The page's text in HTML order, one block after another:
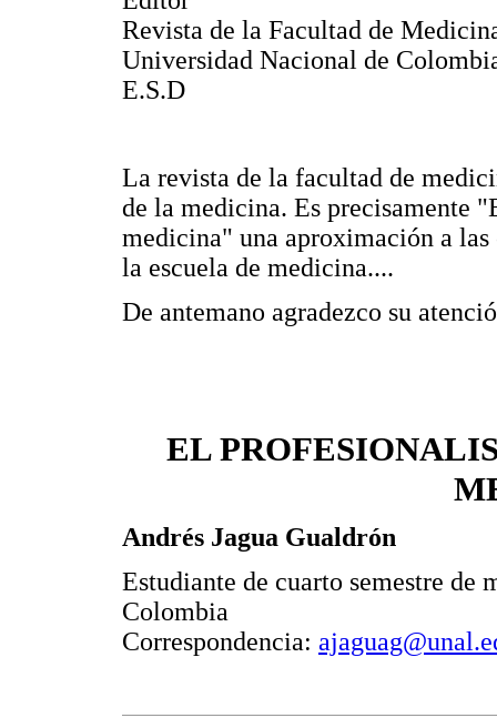
Revista de la Facultad de
Universidad Nacional de
E.S.D
La revista de la facultad de
de la medicina. Es precisamente
medicina" una aproximación a las
la escuela de medicina....
De antemano agradezco su
EL
Andrés Jagua Gualdrón
Estudiante de cuarto semestre
Colombia
Correspondencia: